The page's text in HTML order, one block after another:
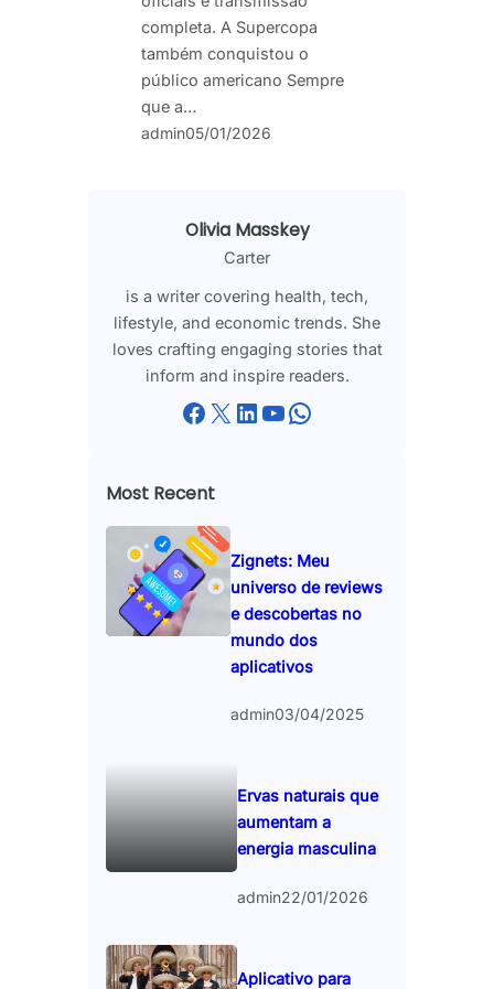
completa. A Supercopa
também conquistou o
público americano Sempre
que a…
admin05/01/2026
Olivia Masskey
Carter
is a writer covering health, tech,
lifestyle, and economic trends. She
loves crafting engaging stories that
inform and inspire readers.
Facebook X LinkedIn YouTube WhatsApp
Most Recent
Zignets: Meu
universo de reviews
e descobertas no
mundo dos
aplicativos
admin03/04/2025
Ervas naturais que
aumentam a
energia masculina
admin22/01/2026
Aplicativo para